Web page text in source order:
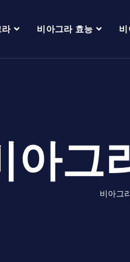
비아그라 효능 비
아그
비아그